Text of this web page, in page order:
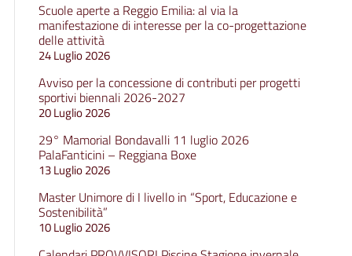
Scuole aperte a Reggio Emilia: al via la
manifestazione di interesse per la co-progettazione
delle attività
24 Luglio 2026
Avviso per la concessione di contributi per progetti
sportivi biennali 2026-2027
20 Luglio 2026
29° Mamorial Bondavalli 11 luglio 2026
PalaFanticini – Reggiana Boxe
13 Luglio 2026
Master Unimore di I livello in “Sport, Educazione e
Sostenibilità”
10 Luglio 2026